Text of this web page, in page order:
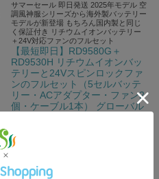
サマーセール 即日発送 2025年モデル 空
調風神服シリーズから海外製バッテリー
モデルが新登場 もちろん国内製と同じ
く保証付き リチウムイオンバッテリー
＋24V対応ファンのフルセット
【最短即日】RD9580G＋
RD9530H リチウムイオンバッ
テリーと24Vスピンロックファ
ンのフルセット（5セルバッテ
リー・ACアダプター・ファン2
個・ケーブル1本） グローバル
服専用 90401
WEB特価